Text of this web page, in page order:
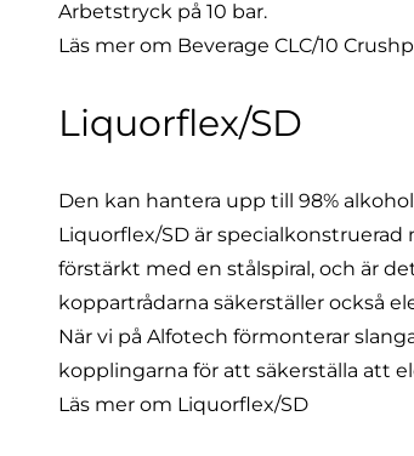
Arbetstryck på 10 bar.
Läs mer om Beverage CLC/10
Liquorflex/SD
Den kan hantera upp till 98%
Liquorflex/SD är
förstärkt med en stålspiral, och är
koppartrådarna säkerställer också
När vi på Alfotech förmonterar
kopplingarna för att säkerställa att
Läs mer om Liquorflex/SD